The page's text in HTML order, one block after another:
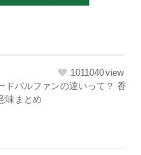
1011040
ドパルファンの違いって？ 香
味まとめ